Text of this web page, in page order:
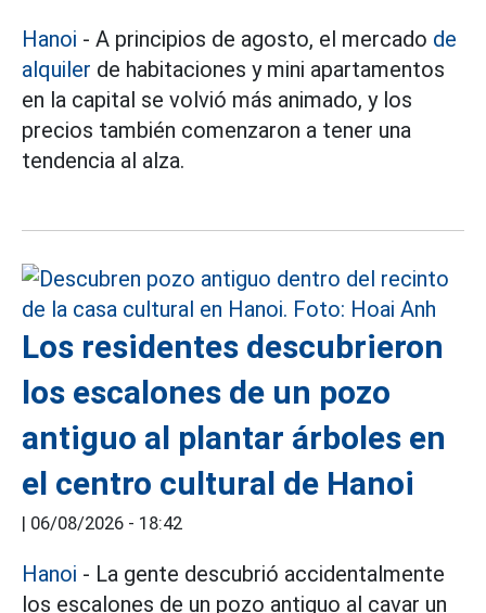
Hanoi - A principios de agosto, el mercado de
alquiler de habitaciones y mini apartamentos
en la capital se volvió más animado, y los
precios también comenzaron a tener una
tendencia al alza.
Los residentes descubrieron
los escalones de un pozo
antiguo al plantar árboles en
el centro cultural de Hanoi
| 06/08/2026 - 18:42
Hanoi - La gente descubrió accidentalmente
los escalones de un pozo antiguo al cavar un